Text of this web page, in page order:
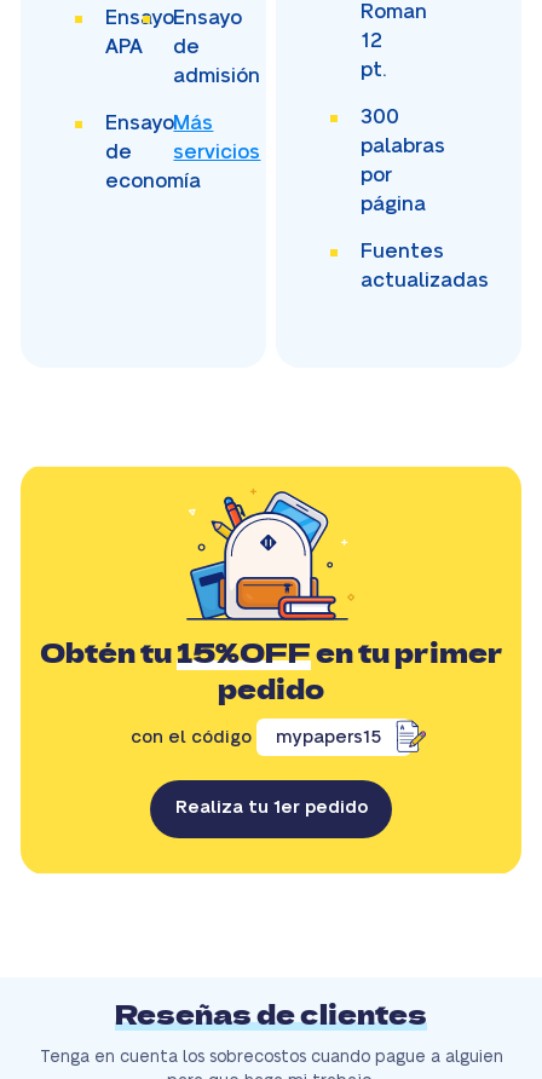
Ensayo
APA
Ensayo
de
admisión
Ensayo
de
economía
Más
servicios
Roman
12
pt.
300
palabras
por
página
Fuentes
actualizadas
Obtén tu15%OFFen tu primer
pedido
con el código mypapers15
Realiza tu 1er pedido
Reseñas de clientes
Tenga en cuenta los sobrecostos cuando pague a alguien